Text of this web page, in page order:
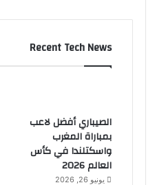
Recent Tech News
الصيباري أفضل لاعب
بمباراة المغرب
واسكتلندا في كأس
العالم 2026
يونيو 26, 2026